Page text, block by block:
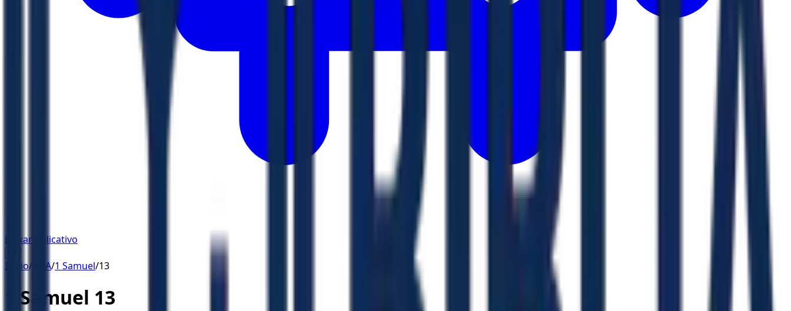
Baixar Aplicativo
Início/ JFAA/1 Samuel/13
1 Samuel 13